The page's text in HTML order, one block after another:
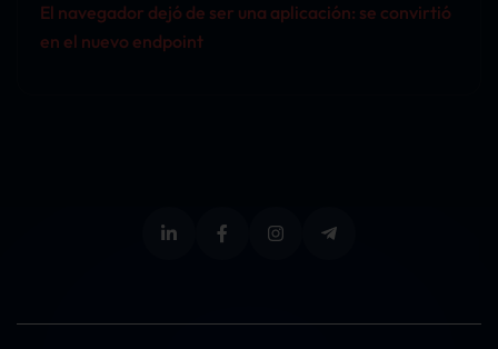
El navegador dejó de ser una aplicación: se convirtió
en el nuevo endpoint